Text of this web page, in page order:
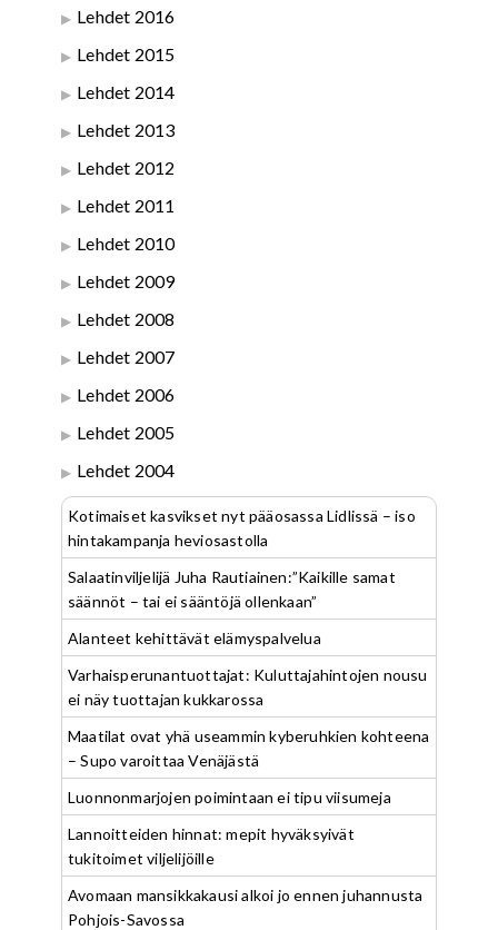
Lehdet 2016
Lehdet 2015
Lehdet 2014
Lehdet 2013
Lehdet 2012
Lehdet 2011
Lehdet 2010
Lehdet 2009
Lehdet 2008
Lehdet 2007
Lehdet 2006
Lehdet 2005
Lehdet 2004
Kotimaiset kasvikset nyt pääosassa Lidlissä – iso
hintakampanja heviosastolla
Salaatinviljelijä Juha Rautiainen:”Kaikille samat
säännöt – tai ei sääntöjä ollenkaan”
Alanteet kehittävät elämyspalvelua
Varhaisperunantuottajat: Kuluttajahintojen nousu
ei näy tuottajan kukkarossa
Maatilat ovat yhä useammin kyberuhkien kohteena
– Supo varoittaa Venäjästä
Luonnonmarjojen poimintaan ei tipu viisumeja
Lannoitteiden hinnat: mepit hyväksyivät
tukitoimet viljelijöille
Avomaan mansikkakausi alkoi jo ennen juhannusta
Pohjois-Savossa